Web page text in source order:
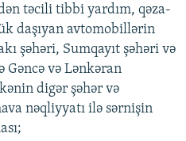
təcili tibbi yardım, qəza-
daşıyan avtomobillərin
şəhəri, Sumqayıt şəhəri və
Gəncə və Lənkəran
digər şəhər və
nəqliyyatı ilə sərnişin